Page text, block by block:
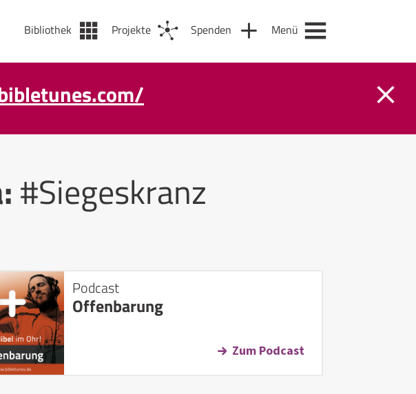
Bibliothek Projekte Spenden Menü
#Siegeskranz
Podcast
Offenbarung
Zum Podcast